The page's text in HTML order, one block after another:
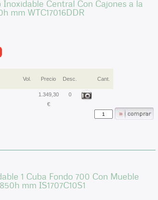
Central Con Cajones a la
mm WTC17016DDR
Vol. Precio Desc. Cant.
1.349,30
€
0
1 Cuba Fondo 700 Con Mueble
mm IS1707C10S1